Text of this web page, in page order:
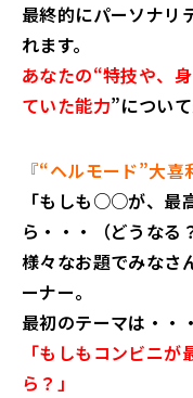
最終的にパーソナリ
れます。
あなたの“特技や、
ていた能力”につい
『“ヘルモード”大喜
「もしも○○が、最
ら・・・（どうなる
様々なお題でみなさ
ーナー。
最初のテーマは・・・
「もしもコンビニ
ら？」